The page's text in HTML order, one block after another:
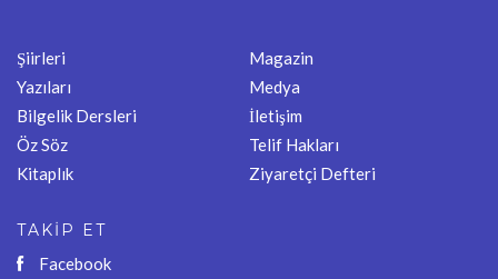
Şiirleri
Yazıları
Bilgelik Dersleri
Öz Söz
Kitaplık
Magazin
Medya
İletişim
Telif Hakları
Ziyaretçi Defteri
TAKİP ET
Facebook